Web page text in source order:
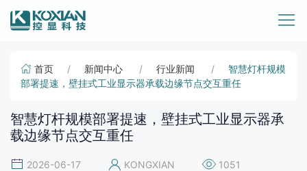
首页 新闻中心 行业新闻
智慧灯杆规模
部署提速，壁挂式工业显示器承载边缘节点交互重任
智慧灯杆规模部署提速，壁挂式工业显示器承
载边缘节点交互重任
2026-06-17 KONGXIAN 1051